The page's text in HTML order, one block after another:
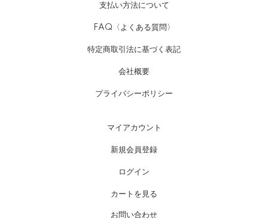
支払い方法について
FAQ〈よくある質問〉
特定商取引法に基づく表記
会社概要
プライバシーポリシー
マイアカウント
新規会員登録
ログイン
カートを見る
お問い合わせ